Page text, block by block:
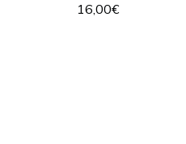
16,00€